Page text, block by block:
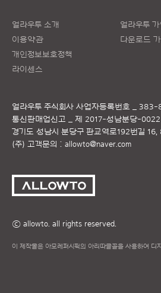
얼라우투 소개
이용약관
개인정보보호정책
라이센스
얼라우투 가
다운로드
얼라우투 주식회사 사업자등록번호 _
통신판매업신고 _ 제 2017-성남분당-
경기도 성남시 분당구 판교역로192번길
(주) 고객문의 : allowto@naver.com
ⓒ allowto. all rights reserved.
이 제작물은 아모레퍼시픽의 아리따글꼴을 사용하여 디